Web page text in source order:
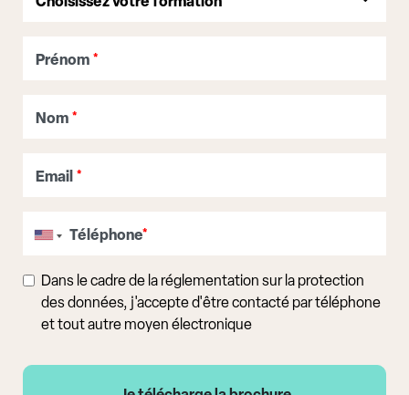
Prénom *
Nom *
Email *
Téléphone*
Dans le cadre de la réglementation sur la protection
des données, j'accepte d'être contacté par téléphone
et tout autre moyen électronique